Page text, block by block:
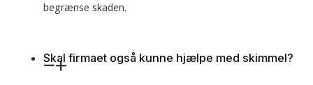
begrænse skaden.
Skal firmaet også kunne hjælpe med skimmel?